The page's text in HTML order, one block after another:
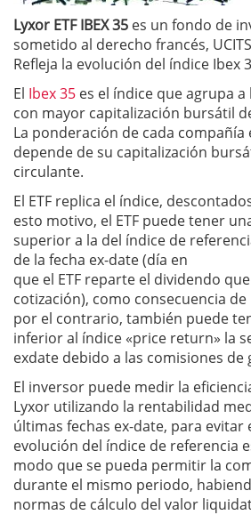
Lyxor ETF IBEX 35 es un fondo de
sometido al derecho francés,
Refleja la evolución del índice Ibex
El Ibex 35 es el índice que agrupa
con mayor capitalización bursátil
La ponderación de cada compañía
depende de su capitalización
circulante.
El ETF replica el índice,
esto motivo, el ETF puede tener
superior a la del índice de
de la fecha ex-date (día en
que el ETF reparte el dividendo
cotización), como consecuencia
por el contrario, también puede
inferior al índice «price return» la
exdate debido a las comisiones de
El inversor puede medir la
Lyxor utilizando la rentabilidad
últimas fechas ex-date, para evitar
evolución del índice de referencia
modo que se pueda permitir la
durante el mismo periodo,
normas de cálculo del valor